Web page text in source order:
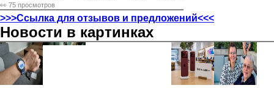
👀 75 просмотров
>>>Ссылка для отзывов и предложений<<<
Новости в картинках